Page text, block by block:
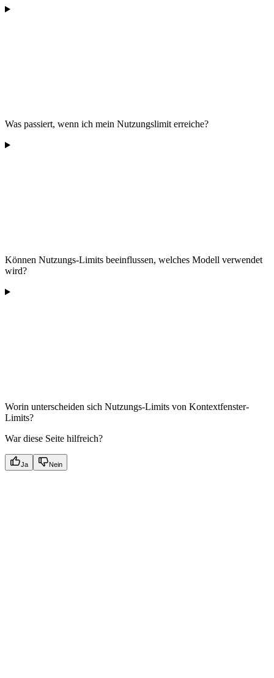
Was passiert, wenn ich mein Nutzungslimit erreiche?
Können Nutzungs-Limits beeinflussen, welches Modell verwendet
wird?
Worin unterscheiden sich Nutzungs-Limits von Kontextfenster-
Limits?
War diese Seite hilfreich?
Ja Nein